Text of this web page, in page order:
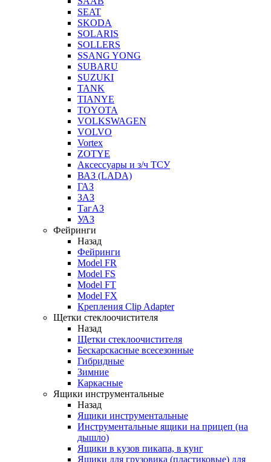
SEAT
SKODA
SOLARIS
SOLLERS
SSANG YONG
SUBARU
SUZUKI
TANK
TIANYE
TOYOTA
VOLKSWAGEN
VOLVO
Vortex
ZOTYE
Аксессуары и з/ч ТСУ
ВАЗ (LADA)
ГАЗ
ЗАЗ
ТагАЗ
УАЗ
Фейринги
Назад
Фейринги
Model FR
Model FS
Model FT
Model FX
Крепления Clip Adapter
Щетки стеклоочистителя
Назад
Щетки стеклоочистителя
Бескарскасные всесезонные
Гибридные
Зимние
Каркасные
Ящики инструментальные
Назад
Ящики инструментальные
Инструментальные ящики на прицеп (на
дышло)
Ящики в кузов пикапа, в кунг
Ящики для грузовика (пластиковые) для